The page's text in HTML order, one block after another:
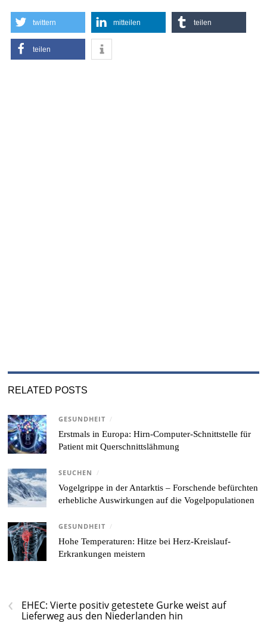
twittern mitteilen teilen
teilen
RELATED POSTS
GESUNDHEIT /
Erstmals in Europa: Hirn-Computer-Schnittstelle für
Patient mit Querschnittslähmung
SEUCHEN /
Vogelgrippe in der Antarktis – Forschende befürchten
erhebliche Auswirkungen auf die Vogelpopulationen
GESUNDHEIT /
Hohe Temperaturen: Hitze bei Herz-Kreislauf-
Erkrankungen meistern
‹
EHEC: Vierte positiv getestete Gurke weist auf
Lieferweg aus den Niederlanden hin